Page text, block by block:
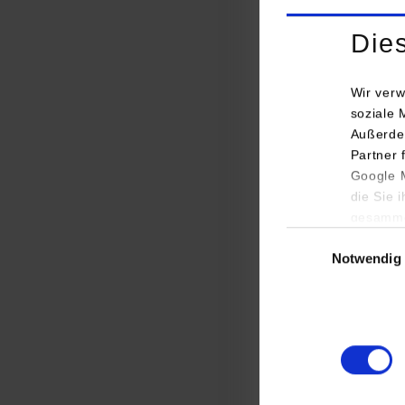
Wir
soziale
Partner
Google
die Sie
Notwendig